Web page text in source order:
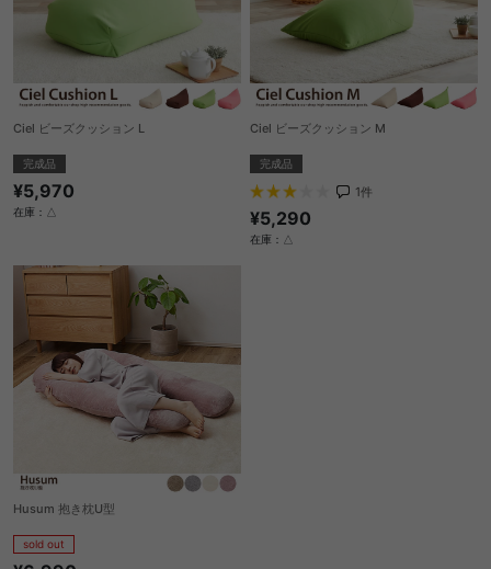
Ciel ビーズクッション L
完成品
¥5,970
在庫：△
Ciel ビーズクッション M
完成品
1件
¥5,290
在庫：△
Husum 抱き枕U型
sold out